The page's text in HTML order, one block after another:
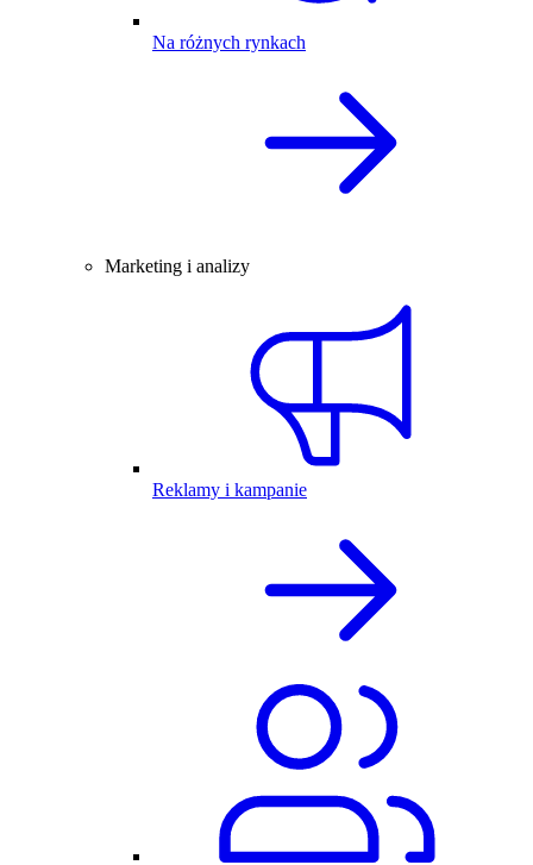
Na różnych rynkach
Marketing i analizy
Reklamy i kampanie